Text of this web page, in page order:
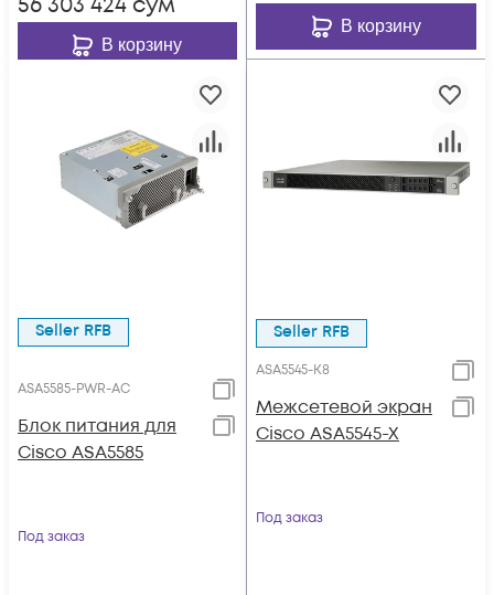
В корзину
В корзину
Seller RFB
ASA5585-PWR-AC
Блок питания для
Cisco ASA5585
Под заказ
Seller RFB
ASA5545-K8
Межсетевой экран
Cisco ASA5545-X
Под заказ